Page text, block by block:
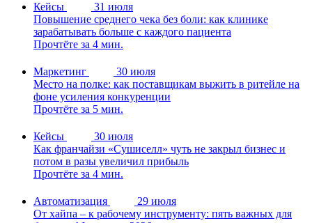
Кейсы
31 июля
Повышение среднего чека без боли: как клинике
зарабатывать больше с каждого пациента
Прочтёте за 4 мин.
Маркетинг
30 июля
Место на полке: как поставщикам выжить в ритейле на
фоне усиления конкуренции
Прочтёте за 5 мин.
Кейсы
30 июля
Как франчайзи «Сушиселл» чуть не закрыл бизнес и
потом в разы увеличил прибыль
Прочтёте за 4 мин.
Автоматизация
29 июля
От хайпа – к рабочему инструменту: пять важных для